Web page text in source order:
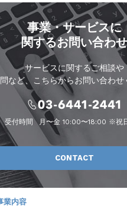
事業・サービスに
関するお問い合わせ
サービスに関するご相談や
など、こちらからお問い合わせ
受付時間 月〜金 10:00〜18:00 ※祝
CONTACT
業内容